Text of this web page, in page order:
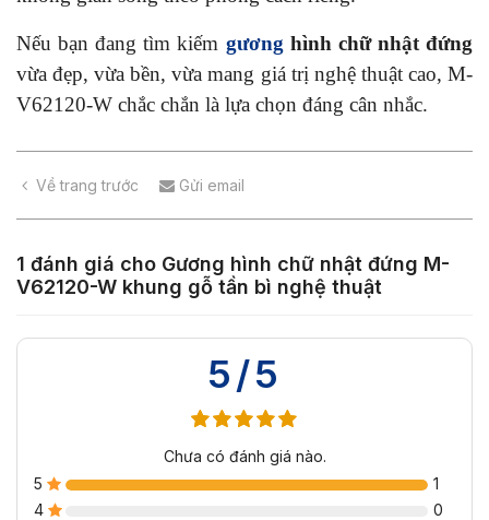
Nếu bạn đang tìm kiếm gương hình chữ nhật đứng
vừa đẹp, vừa bền, vừa mang giá trị nghệ thuật cao, M-
V62120-W chắc chắn là lựa chọn đáng cân nhắc.
Về trang trước Gửi email
1 đánh giá cho Gương hình chữ nhật đứng M-
V62120-W khung gỗ tần bì nghệ thuật
5/5
Chưa có đánh giá nào.
5
1
4
0